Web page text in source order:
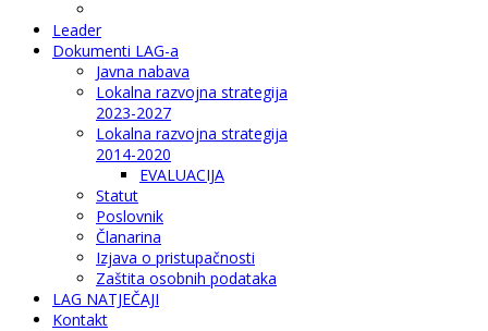
Leader
Dokumenti LAG-a
Javna nabava
Lokalna razvojna strategija
2023-2027
Lokalna razvojna strategija
2014-2020
EVALUACIJA
Statut
Poslovnik
Članarina
Izjava o pristupačnosti
Zaštita osobnih podataka
LAG NATJEČAJI
Kontakt